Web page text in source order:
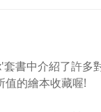
書中介紹了許多
值的繪本收藏喔!